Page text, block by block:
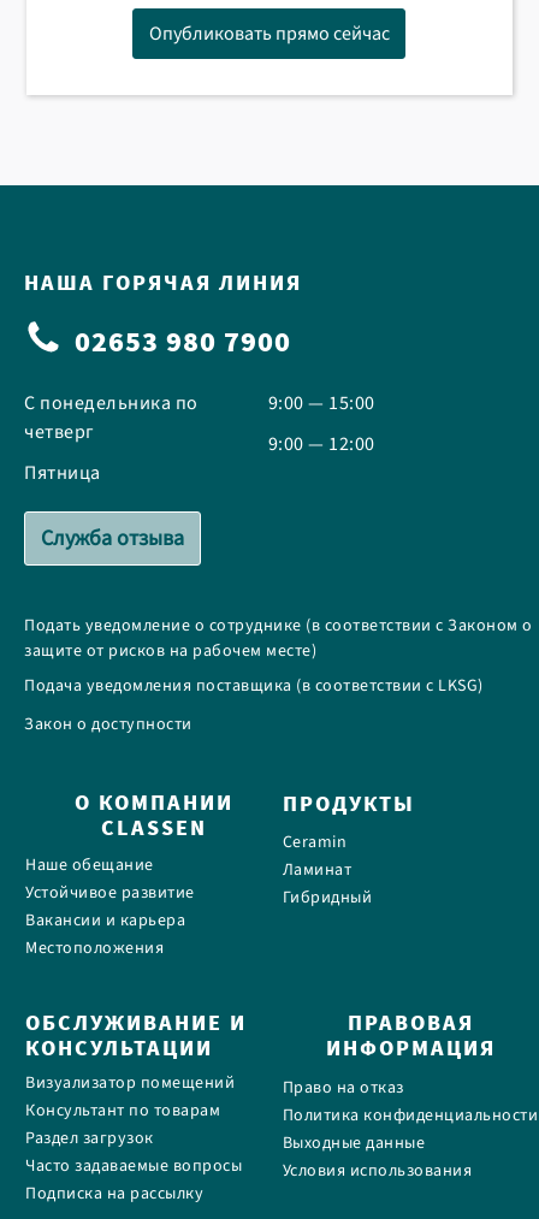
Опубликовать прямо сейчас
НАША ГОРЯЧАЯ ЛИНИЯ
02653 980 7900
С понедельника по
четверг
Пятница
9:00 — 15:00
9:00 — 12:00
Служба отзыва
Подать уведомление о сотруднике (в соответствии с Законом о
защите от рисков на рабочем месте)
Подача уведомления поставщика (в соответствии с LKSG)
Закон о доступности
О КОМПАНИИ
CLASSEN
Наше обещание
Устойчивое развитие
Вакансии и карьера
Местоположения
ПРОДУКТЫ
Ceramin
Ламинат
Гибридный
ОБСЛУЖИВАНИЕ И
КОНСУЛЬТАЦИИ
Визуализатор помещений
Консультант по товарам
Раздел загрузок
Часто задаваемые вопросы
Подписка на рассылку
ПРАВОВАЯ
ИНФОРМАЦИЯ
Право на отказ
Политика конфиденциальности
Выходные данные
Условия использования